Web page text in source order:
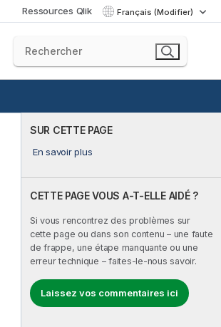
Ressources Qlik Français (Modifier)
SUR CETTE PAGE
En savoir plus
CETTE PAGE VOUS A-T-ELLE AIDÉ ?
Si vous rencontrez des problèmes sur
cette page ou dans son contenu – une faute
de frappe, une étape manquante ou une
erreur technique – faites-le-nous savoir.
Laissez vos commentaires ici